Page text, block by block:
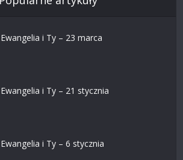
Ewangelia i Ty – 23 marca
Ewangelia i Ty – 21 stycznia
Ewangelia i Ty – 6 stycznia